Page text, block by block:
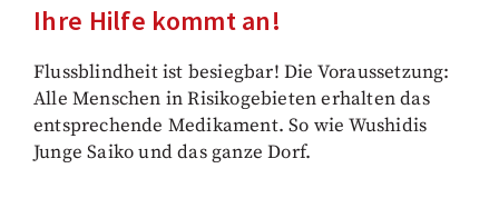
Ihre Hilfe kommt an!
Flussblindheit ist besiegbar! Die Voraussetzung:
Alle Menschen in Risikogebieten erhalten das
entsprechende Medikament. So wie Wushidis
Junge Saiko und das ganze Dorf.